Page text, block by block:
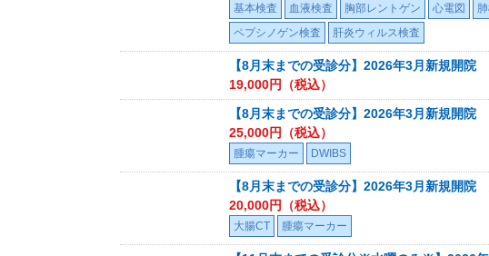
基本検査 血液検査 胸部レントゲン 心電図
ペプシノゲン検査
肝炎ウィルス検査
【8月末までの受診分】2026年3月新規開
19,000円（税込）
【8月末までの受診分】2026年3月新規開
25,000円（税込）
腫瘍マーカー DWIBS
【8月末までの受診分】2026年3月新規開
20,000円（税込）
大腸CT 腫瘍マーカー